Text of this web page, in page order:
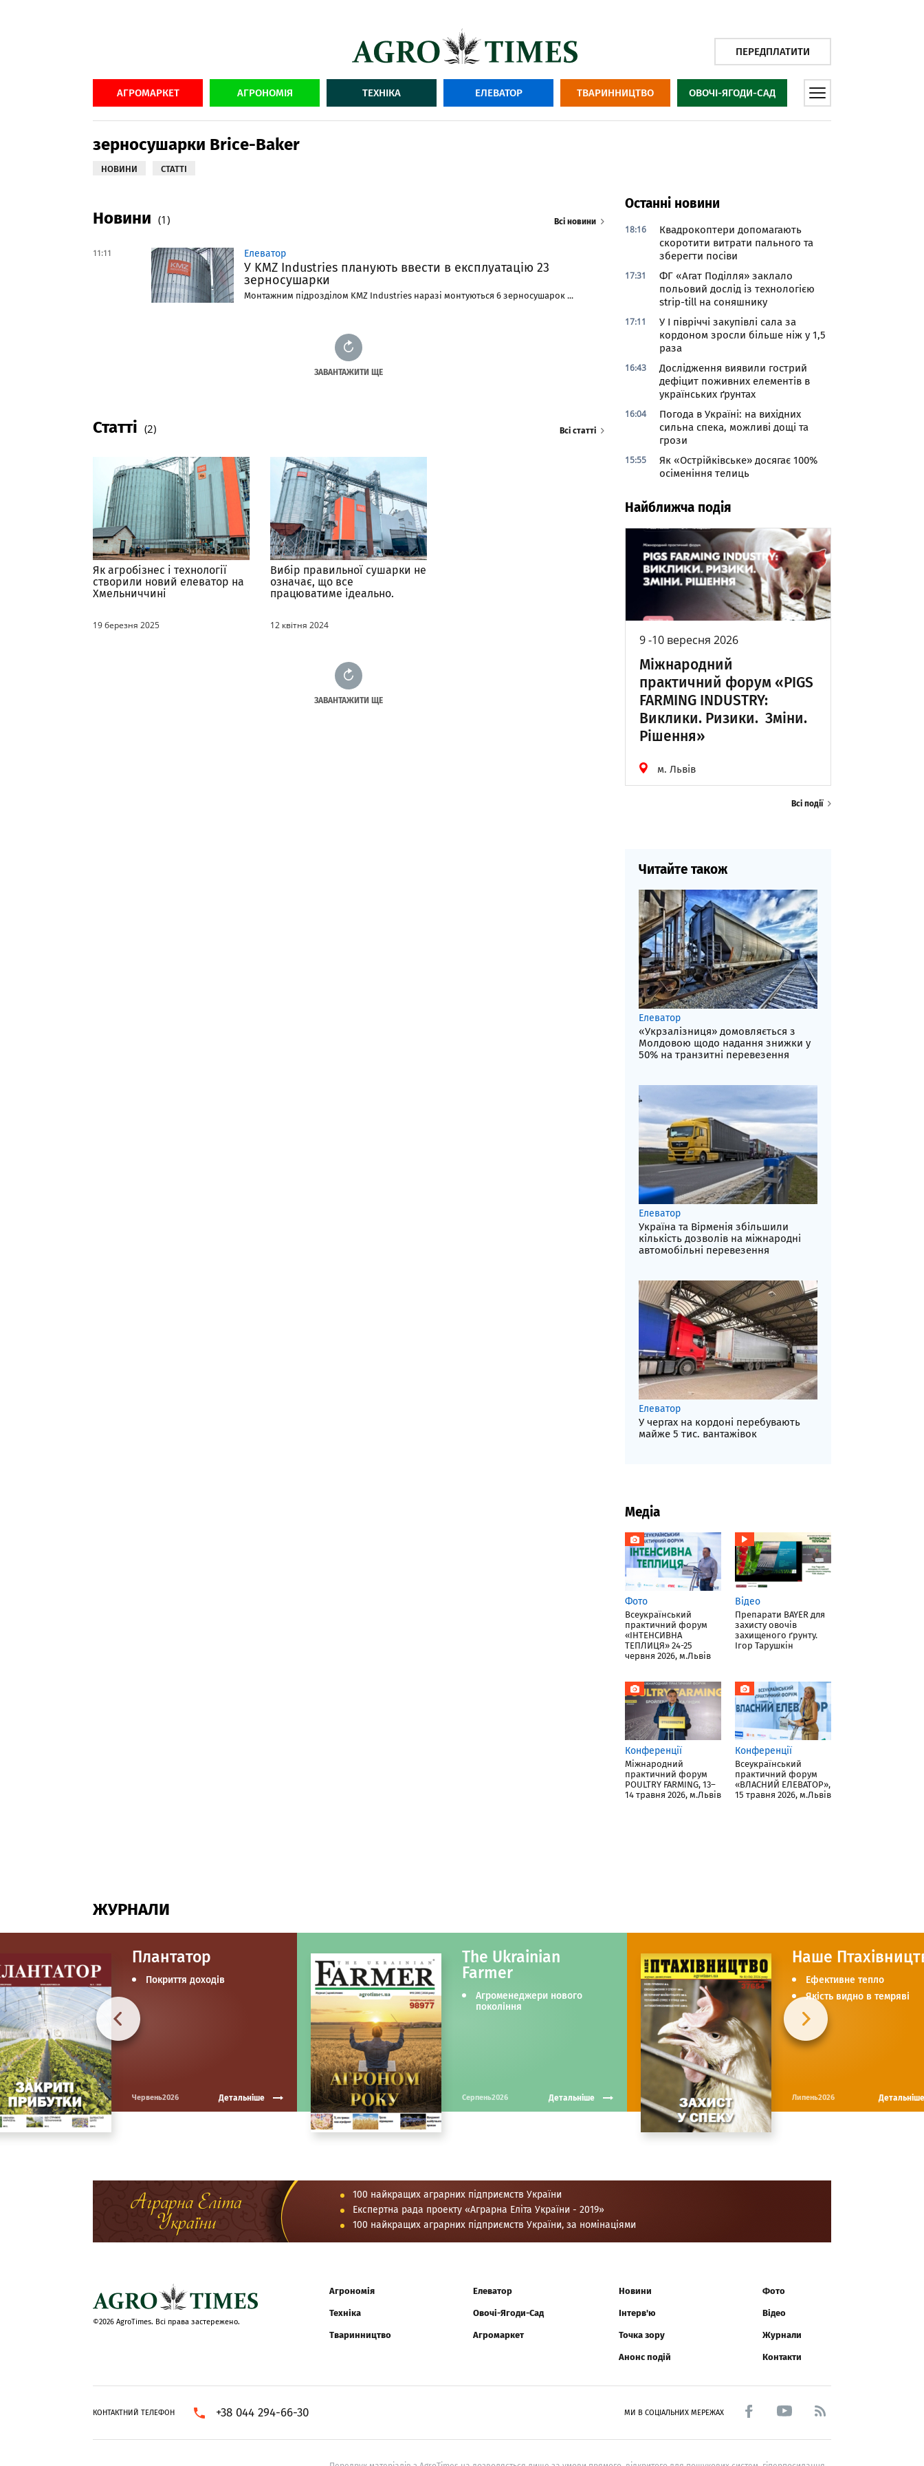
ПЕРЕДПЛАТИТИ
АГРОМАРКЕТ АГРОНОМІЯ ТЕХНІКА ЕЛЕВАТОР ТВАРИННИЦТВО ОВОЧІ-ЯГОДИ-САД
зерносушарки Brice-Baker
НОВИНИ СТАТТІ
Новини (1) Всі новини
11:11 Елеватор
У KMZ Industries планують ввести в експлуатацію 23
зерносушарки
Монтажним підрозділом KMZ Industries наразі монтуються 6 зерносушарок ...
ЗАВАНТАЖИТИ ЩЕ
Статті (2) Всі статті
Як агробізнес і технології
створили новий елеватор на
Хмельниччині
19 березня 2025
Вибір правильної сушарки не
означає, що все
працюватиме ідеально.
теплогенератором
12 квітня 2024
ЗАВАНТАЖИТИ ЩЕ
Останні новини
18:16
Квадрокоптери допомагають
скоротити витрати пального та
зберегти посіви
17:31
ФГ «Агат Поділля» заклало
польовий дослід із технологією
strip-till на соняшнику
17:11
У І півріччі закупівлі сала за
кордоном зросли більше ніж у 1,5
раза
16:43
Дослідження виявили гострий
дефіцит поживних елементів в
українських ґрунтах
16:04
Погода в Україні: на вихідних
сильна спека, можливі дощі та
грози
15:55
Як «Острійківське» досягає 100%
осіменіння телиць
Найближча подія
9 -10 вересня 2026
Міжнародний
практичний форум «PIGS
FARMING INDUSTRY:
Виклики. Ризики. Зміни.
Рішення»
м. Львів
Всі події
Читайте також
Елеватор
«Укрзалізниця» домовляється з
Молдовою щодо надання знижки у
50% на транзитні перевезення
Елеватор
Україна та Вірменія збільшили
кількість дозволів на міжнародні
автомобільні перевезення
Елеватор
У чергах на кордоні перебувають
майже 5 тис. вантажівок
Медіа
Фото
Всеукраїнський
практичний форум
«ІНТЕНСИВНА
ТЕПЛИЦЯ» 24-25
червня 2026, м.Львів
Відео
Препарати BAYER для
захисту овочів
захищеного ґрунту.
Ігор Тарушкін
Конференції
Міжнародний
практичний форум
POULTRY FARMING, 13–
14 травня 2026, м.Львів
Конференції
Всеукраїнський
практичний форум
«ВЛАСНИЙ ЕЛЕВАТОР»,
15 травня 2026, м.Львів
ЖУРНАЛИ
The Ukrainian
Farmer
Агроменеджери нового
покоління
Серпень2026 Детальніше
Наше
Ефективне тепло
Якість видно в темряві
Липень2026 Детальніше
Плантатор
Покриття доходів
Червень2026 Детальніше
100 найкращих аграрних підприємств України
Експертна рада проекту «Аграрна Еліта України - 2019»
100 найкращих аграрних підприємств України, за номінаціями
©2026 AgroTimes. Всі права застережено.
Агрономія
Техніка
Тваринництво
Елеватор
Овочі-Ягоди-Сад
Агромаркет
Новини
Інтерв'ю
Точка зору
Анонс подій
Фото
Відео
Журнали
Контакти
КОНТАКТНИЙ ТЕЛЕФОН +38 044 294-66-30 МИ В СОЦІАЛЬНИХ МЕРЕЖАХ